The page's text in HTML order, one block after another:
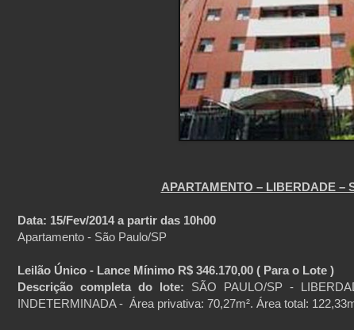
APARTAMENTO – LIBERDADE –
Data: 15/Fev/2014 a partir das 10h00
Apartamento - São Paulo/SP
Leilão Único - Lance Mínimo R$ 346.170,00 ( Para o Lote )
Descrição completa do lote: SÃO PAULO/SP -
INDETERMINADA - Área privativa: 70,27m². Área total: